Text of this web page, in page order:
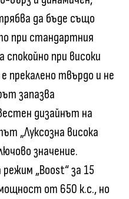
да бъде също
при стандартния
при високи
прекалено твърдо и не
запазва
дизайнът на
„Луксозна висока
значение.
„Boost“ за 15
от 650 к.с., но